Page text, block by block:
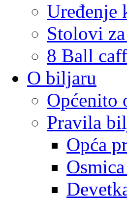
Uređenje
Stolovi
8 Ball
O biljaru
Općenito
Pravila
Opća